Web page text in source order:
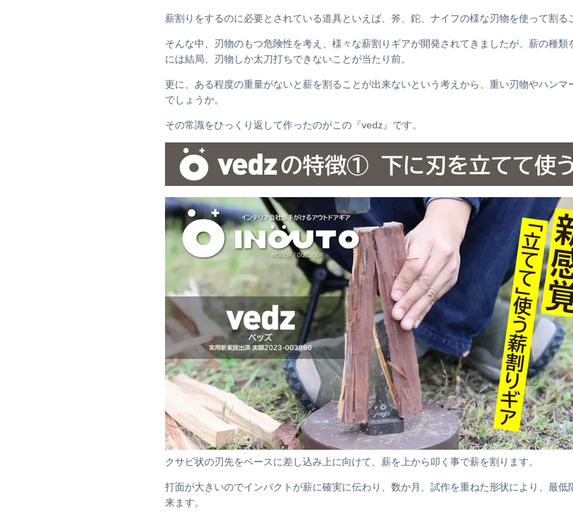
薪割りをするのに必要とされている道具といえば、斧、鉈、ナイフの様な刃物を使って割る
そんな中、刃物のもつ危険性を考え、様々な薪割りギアが開発されてきましたが、薪の種
には結局、刃物しか太刀打ちできないことが当たり前。
更に、ある程度の重量がないと薪を割ることが出来ないという考えから、重い刃物やハン
でしょうか。
その常識をひっくり返して作ったのがこの『vedz』です。
クサビ状の刃先をベースに差し込み上に向けて、薪を上から叩く事で薪を割ります。
打面が大きいのでインパクトが薪に確実に伝わり、数か月、試作を重ねた形状により、最
来ます。